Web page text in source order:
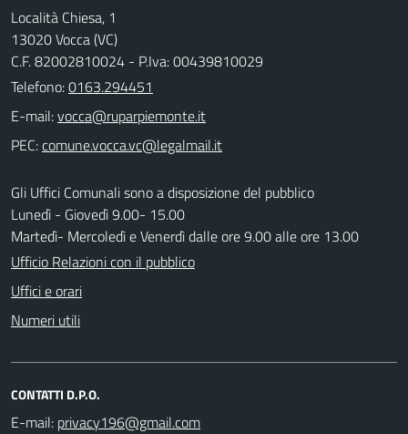
Località Chiesa, 1
13020 Vocca (VC)
C.F. 82002810024 - P.Iva: 00439810029
Telefono:0163.294451
E-mail:
PEC:
Gli Uffici Comunali sono a disposizione del pubblico
Lunedì - Giovedì 9.00- 15.00
Martedì- Mercoledì e Venerdì dalle ore 9.00 alle ore 13.00
Ufficio Relazioni con il pubblico
Uffici e orari
Numeri utili
CONTATTI D.P.O.
E-mail: